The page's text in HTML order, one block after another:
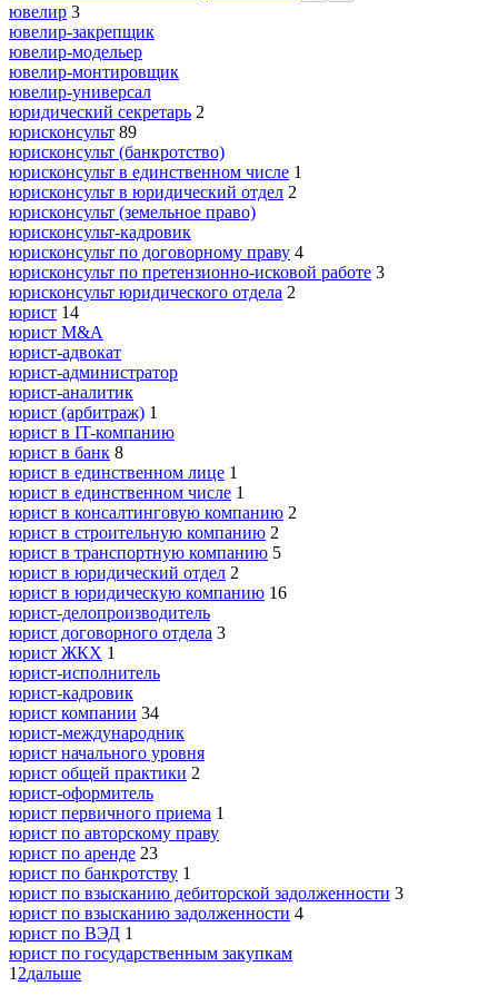
ювелир 3
ювелир-закрепщик
ювелир-модельер
ювелир-монтировщик
ювелир-универсал
юридический секретарь 2
юрисконсульт 89
юрисконсульт (банкротство)
юрисконсульт в единственном числе 1
юрисконсульт в юридический отдел 2
юрисконсульт (земельное право)
юрисконсульт-кадровик
юрисконсульт по договорному праву 4
юрисконсульт по претензионно-исковой работе 3
юрисконсульт юридического отдела 2
юрист 14
юрист M&A
юрист-адвокат
юрист-администратор
юрист-аналитик
юрист (арбитраж) 1
юрист в IT-компанию
юрист в банк 8
юрист в единственном лице 1
юрист в единственном числе 1
юрист в консалтинговую компанию 2
юрист в строительную компанию 2
юрист в транспортную компанию 5
юрист в юридический отдел 2
юрист в юридическую компанию 16
юрист-делопроизводитель
юрист договорного отдела 3
юрист ЖКХ 1
юрист-исполнитель
юрист-кадровик
юрист компании 34
юрист-международник
юрист начального уровня
юрист общей практики 2
юрист-оформитель
юрист первичного приема 1
юрист по авторскому праву
юрист по аренде 23
юрист по банкротству 1
юрист по взысканию дебиторской задолженности 3
юрист по взысканию задолженности 4
юрист по ВЭД 1
юрист по государственным закупкам
1 2дальше